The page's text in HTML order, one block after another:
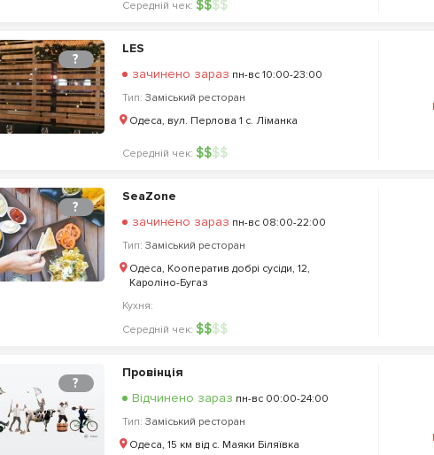
Середній чек: $$$$
?
LES
зачинено зараз пн-вс 10:00-23:00
Тип: Заміський ресторан
Одеса, вул. Перлова 1 с. Ліманка
Середній чек: $$$$
?
SeaZone
зачинено зараз пн-вс 08:00-22:00
Тип: Заміський ресторан
Одеса, Кооператив добрі сусіди, 12,
Кароліно-Бугаз
Кухня:
Середній чек: $$$$
?
Провінція
Відчинено зараз пн-вс 00:00-24:00
Тип: Заміський ресторан
Одеса, 15 км від с. Маяки Біляївка